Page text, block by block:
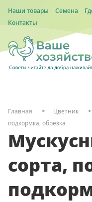
Наши товары Семена
Контакты
Главная Цветник
подкормка, обрезка
сорта,